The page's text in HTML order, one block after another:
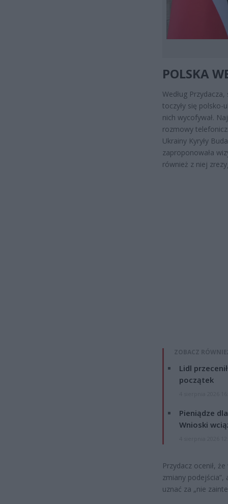
POLSKA
Według
toczyły się
nich wycofywał.
rozmowy
Ukrainy Kyryły
zaproponowała
również z niej
ZOBACZ
Lidl
początek
Pieniądze
Wnioski
Przydacz ocenił,
zmiany podejścia”,
uznać za „nie